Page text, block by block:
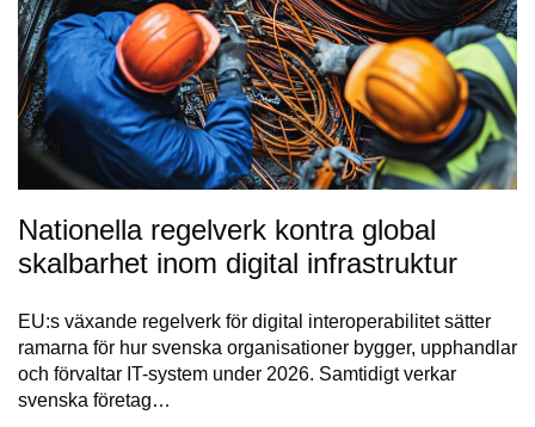
Nationella regelverk kontra global
skalbarhet inom digital infrastruktur
EU:s växande regelverk för digital interoperabilitet sätter
ramarna för hur svenska organisationer bygger, upphandlar
och förvaltar IT-system under 2026. Samtidigt verkar
svenska företag…